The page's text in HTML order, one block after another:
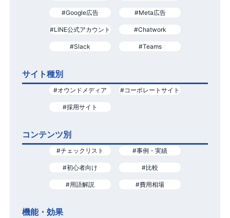
#Google広告 #Meta広告
#LINE公式アカウント #Chatwork
#Slack #Teams
サイト種別
#オウンドメディア #コーポレートサイト
#採用サイト
コンテンツ別
#チェックリスト #事例・実績
#初心者向け #比較
#用語解説 #費用相場
機能・効果